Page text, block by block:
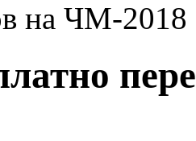
на ЧМ-2018